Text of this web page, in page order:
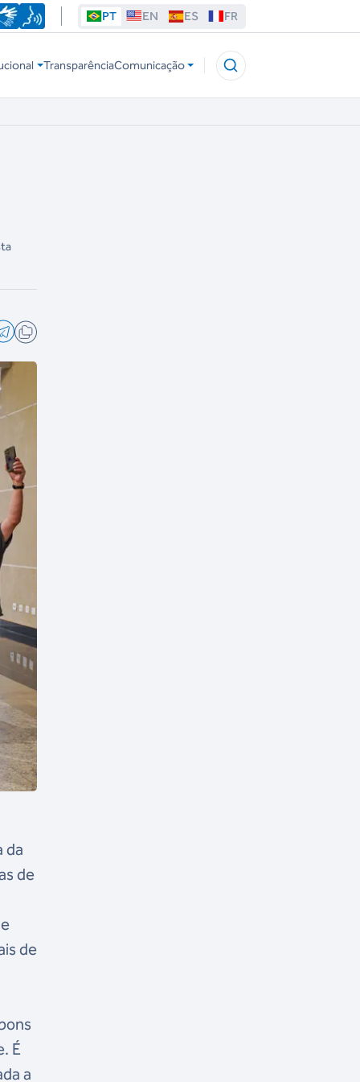
PT EN ES FR
TransparênciaComunicação
da
de
de
É
a